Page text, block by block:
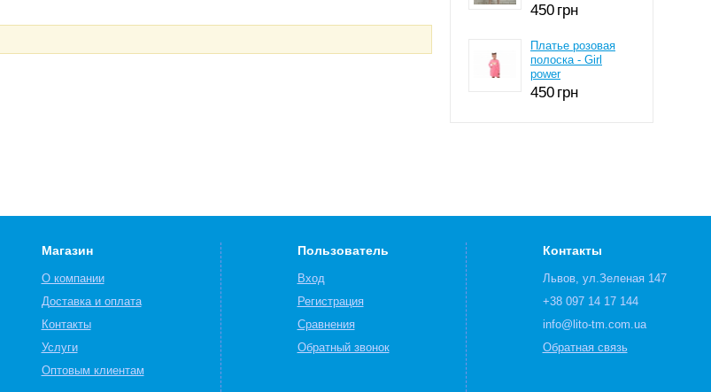
450 грн
Платье розовая
полоска - Girl
power
450 грн
Магазин
О компании
Доставка и оплата
Контакты
Услуги
Оптовым клиентам
Пользователь
Вход
Регистрация
Сравнения
Обратный звонок
Контакты
Львов, ул.Зеленая 147
+38 097 14 17 144
info@lito-tm.com.ua
Обратная связь